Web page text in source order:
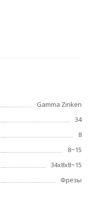
Gamma Zinken
34
8
8~15
34x8x8~15
Фрезы